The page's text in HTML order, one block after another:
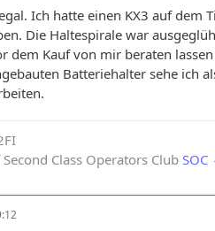
Ich hatte einen KX3 auf dem
Die Haltespirale war
dem Kauf von mir beraten
Batteriehalter sehe ich
Class Operators Club SOC